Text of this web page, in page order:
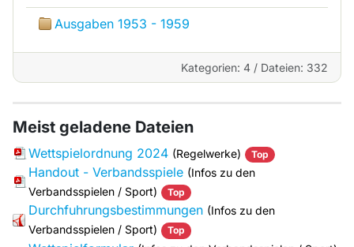
Ausgaben 1953 - 1959
Kategorien: 4 / Dateien: 332
Meist geladene Dateien
Wettspielordnung 2024 (Regelwerke) Top
Handout - Verbandsspiele (Infos zu den
Verbandsspielen / Sport)
Top
Durchfuhrungsbestimmungen (Infos zu den
Verbandsspielen / Sport)
Top